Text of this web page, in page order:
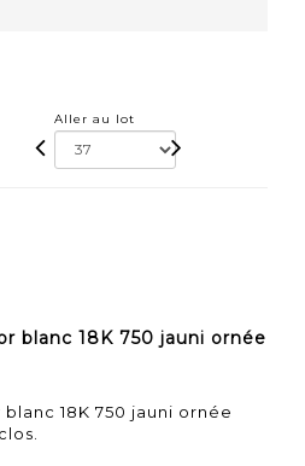
Aller au lot
blanc 18K 750 jauni ornée
18K 750 jauni ornée